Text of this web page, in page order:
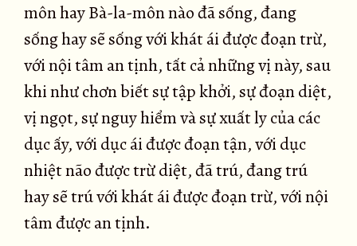
môn hay Bà-la-môn nào đã sống, đang
sống hay sẽ sống với khát ái được đoạn trừ,
với nội tâm an tịnh, tất cả những vị này, sau
khi như chơn biết sự tập khởi, sự đoạn diệt,
vị ngọt, sự nguy hiểm và sự xuất ly của các
dục ấy, với dục ái được đoạn tận, với dục
nhiệt não được trừ diệt, đã trú, đang trú
hay sẽ trú với khát ái được đoạn trừ, với nội
tâm được an tịnh.